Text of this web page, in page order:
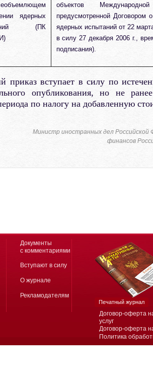
ядерных
(ПК
объектов
предусмотренной
ядерных испытаний от 22
в силу 27 декабря 2006 г.,
подписания).
приказ вступает в силу по
опубликования, но не
по налогу на добавленную
Министр иностранных дел
финансов
Договор-оферта
услуг
Договор-оферта
Политика
Документы
с комментариями
Вступают в силу
О журнале
Рекламодателям
Печатный журнал